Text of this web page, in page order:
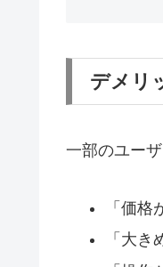
デメリ
一部のユー
「価格
「大き